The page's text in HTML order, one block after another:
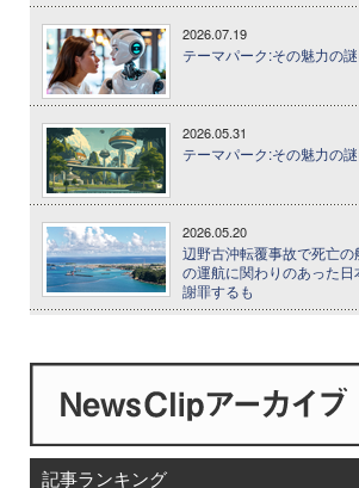
2026.07.19
テーマパーク:その魅力の
2026.05.31
テーマパーク:その魅力の
2026.05.20
辺野古沖転覆事故で死亡
の運航に関わりのあった日
謝罪するも
記事ランキング